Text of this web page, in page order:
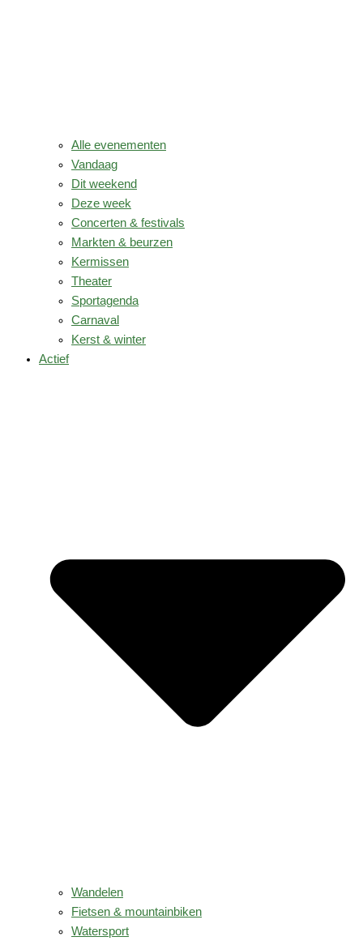
Alle evenementen
Vandaag
Dit weekend
Deze week
Concerten & festivals
Markten & beurzen
Kermissen
Theater
Sportagenda
Carnaval
Kerst & winter
Actief
Wandelen
Fietsen & mountainbiken
Watersport